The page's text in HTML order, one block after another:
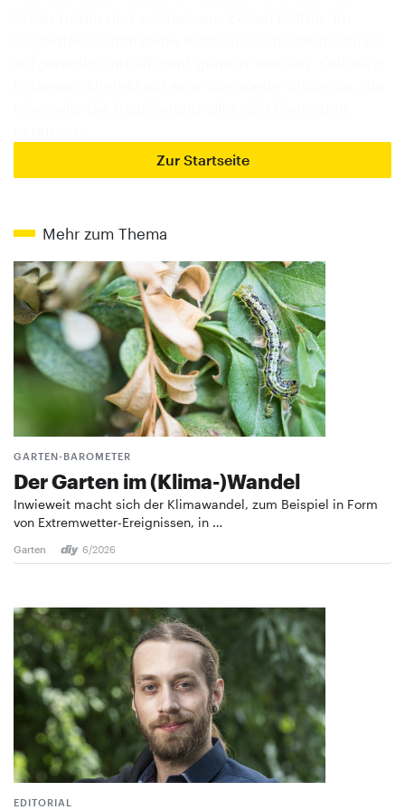
Zur Startseite
Mehr zum Thema
GARTEN-BAROMETER
Der Garten im (Klima-)Wandel
Inwieweit macht sich der Klimawandel, zum Beispiel in Form
von Extremwetter-Ereignissen, in …
Garten 6/2026
EDITORIAL